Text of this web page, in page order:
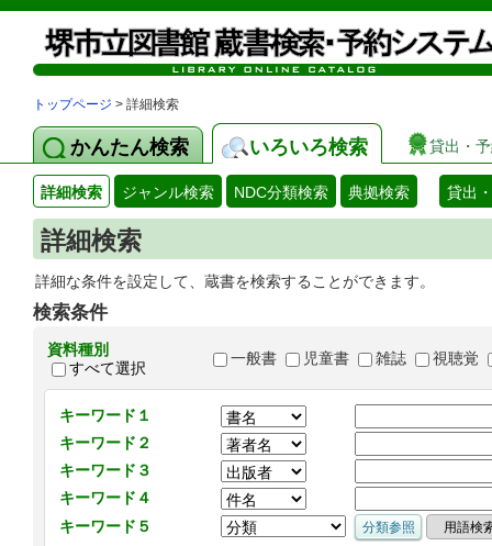
トップページ > 詳細検索
かんたん検索 いろいろ検索 貸出・
詳細検索 ジャンル検索 NDC分類検索 典拠検索 貸出
詳細検索
詳細な条件を設定して、蔵書を検索することができます。
検索条件
資料種別
すべて選択
一般書 児童書 雑誌 視聴覚
キーワード１
キーワード２
キーワード３
キーワード４
キーワード５